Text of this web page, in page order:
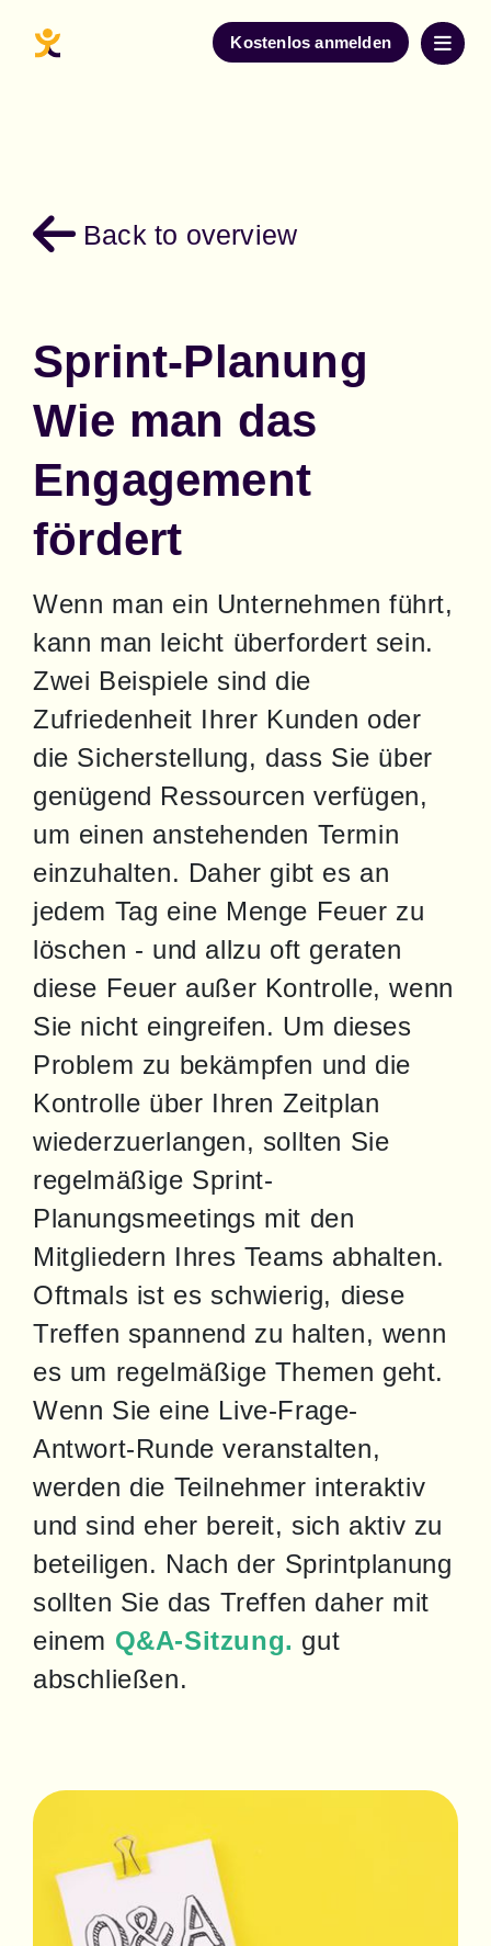
Kostenlos anmelden
Back to overview
Sprint-Planung
Wie man das
Engagement
fördert
Wenn man ein Unternehmen führt,
kann man leicht überfordert sein.
Zwei Beispiele sind die
Zufriedenheit Ihrer Kunden oder
die Sicherstellung, dass Sie über
genügend Ressourcen verfügen,
um einen anstehenden Termin
einzuhalten. Daher gibt es an
jedem Tag eine Menge Feuer zu
löschen - und allzu oft geraten
diese Feuer außer Kontrolle, wenn
Sie nicht eingreifen. Um dieses
Problem zu bekämpfen und die
Kontrolle über Ihren Zeitplan
wiederzuerlangen, sollten Sie
regelmäßige Sprint-
Planungsmeetings mit den
Mitgliedern Ihres Teams abhalten.
Oftmals ist es schwierig, diese
Treffen spannend zu halten, wenn
es um regelmäßige Themen geht.
Wenn Sie eine Live-Frage-
Antwort-Runde veranstalten,
werden die Teilnehmer interaktiv
und sind eher bereit, sich aktiv zu
beteiligen. Nach der Sprintplanung
sollten Sie das Treffen daher mit
einem Q&A-Sitzung. gut
abschließen.